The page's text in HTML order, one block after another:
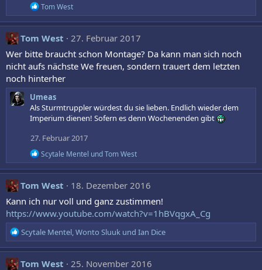
n
e
n
R
e
a
k
t
i
o
n
e
n
:
Tom West
Tom West
27. Februar 2017
Wer bitte braucht schon Montage? Da kann man sich noch
nicht aufs nächste We freuen, sondern trauert dem letzten
noch hinterher
Umeas
Als Sturmtruppler würdest du sie lieben. Endlich wieder dem
Imperium dienen! Sofern es denn Wochenenden gibt
27. Februar 2017
R
e
a
k
t
n
e
n
:
Scytale Mentel undTom West
Tom West
18. Dezember 2016
Kann ich nur voll und ganz zustimmen!
https://www.youtube.com/watch?v=1hBVqgxA_Cg
R
e
a
k
Scytale Mentel,Wonto Sluuk und Ian Dice
Tom West
25. November 2016